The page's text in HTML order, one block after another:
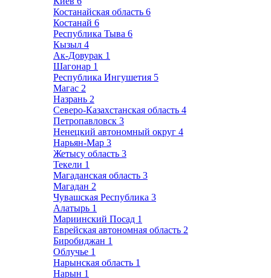
Костанайская область 6
Костанай 6
Республика Тыва 6
Кызыл 4
Ак-Довурак 1
Шагонар 1
Республика Ингушетия 5
Магас 2
Назрань 2
Северо-Казахстанская область 4
Петропавловск 3
Ненецкий автономный округ 4
Нарьян-Мар 3
Жетысу область 3
Текели 1
Магаданская область 3
Магадан 2
Чувашская Республика 3
Алатырь 1
Мариинский Посад 1
Еврейская автономная область 2
Биробиджан 1
Облучье 1
Нарынская область 1
Нарын 1